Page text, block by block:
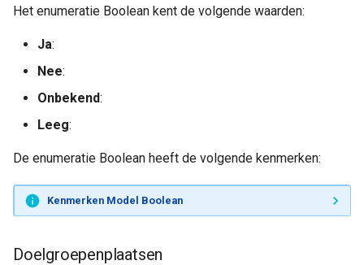
Het enumeratie Boolean kent de volgende waarden:
Ja:
Nee:
Onbekend:
Leeg:
De enumeratie Boolean heeft de volgende kenmerken:
Kenmerken Model Boolean
Doelgroepenplaatsen